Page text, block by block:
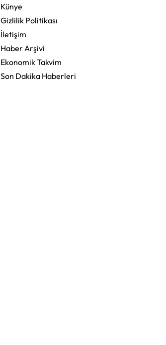
Künye
Gizlilik Politikası
İletişim
Haber Arşivi
Ekonomik Takvim
Son Dakika Haberleri